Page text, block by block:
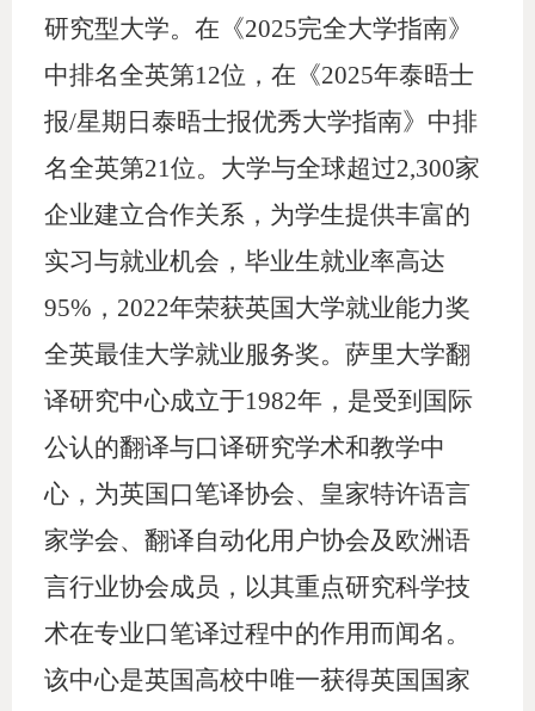
研究型大学。在《2025完全大学指南》
中排名全英第12位，在《2025年泰晤士
报/星期日泰晤士报优秀大学指南》中排
名全英第21位。大学与全球超过2,300家
企业建立合作关系，为学生提供丰富的
实习与就业机会，毕业生就业率高达
95%，2022年荣获英国大学就业能力奖
全英最佳大学就业服务奖。萨里大学翻
译研究中心成立于1982年，是受到国际
公认的翻译与口译研究学术和教学中
心，为英国口笔译协会、皇家特许语言
家学会、翻译自动化用户协会及欧洲语
言行业协会成员，以其重点研究科学技
术在专业口笔译过程中的作用而闻名。
该中心是英国高校中唯一获得英国国家